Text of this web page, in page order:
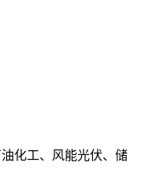
化工、风能光伏、储